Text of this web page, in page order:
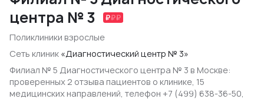
центра № 3
Поликлиники взрослые
Сеть клиник «Диагностический центр № 3»
Филиал № 5 Диагностического центра № 3 в Москве:
проверенных 2 отзыва пациентов о клинике, 15
медицинских направлений, телефон +7 (499) 638-36-50,